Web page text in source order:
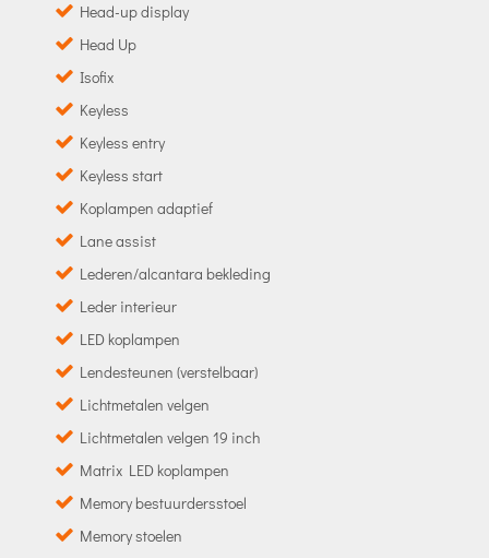
Head-up display
Head Up
Isofix
Keyless
Keyless entry
Keyless start
Koplampen adaptief
Lane assist
Lederen/alcantara bekleding
Leder interieur
LED koplampen
Lendesteunen (verstelbaar)
Lichtmetalen velgen
Lichtmetalen velgen 19 inch
Matrix LED koplampen
Memory bestuurdersstoel
Memory stoelen